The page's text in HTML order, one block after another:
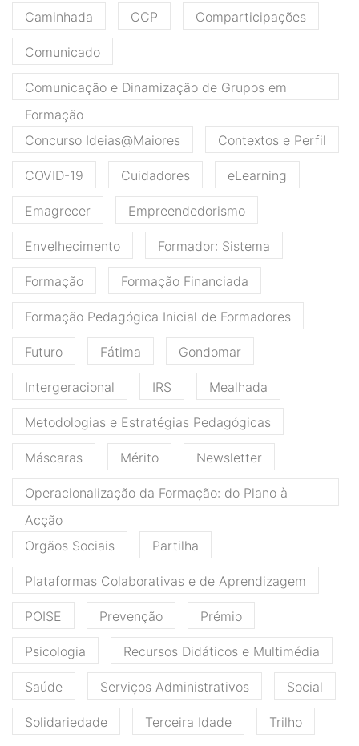
Caminhada CCP Comparticipações
Comunicado
Comunicação e Dinamização de Grupos em
Formação
Concurso Ideias@Maiores
Contextos e Perfil
COVID-19 Cuidadores eLearning
Emagrecer Empreendedorismo
Envelhecimento Formador: Sistema
Formação Formação Financiada
Formação Pedagógica Inicial de Formadores
Futuro Fátima Gondomar
Intergeracional IRS Mealhada
Metodologias e Estratégias Pedagógicas
Máscaras Mérito Newsletter
Operacionalização da Formação: do Plano à
Acção
Orgãos Sociais
Partilha
Plataformas Colaborativas e de Aprendizagem
POISE Prevenção Prémio
Psicologia Recursos Didáticos e Multimédia
Saúde Serviços Administrativos Social
Solidariedade Terceira Idade Trilho